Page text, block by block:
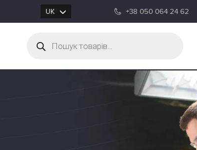
UK
RU +38 050 064 24 62